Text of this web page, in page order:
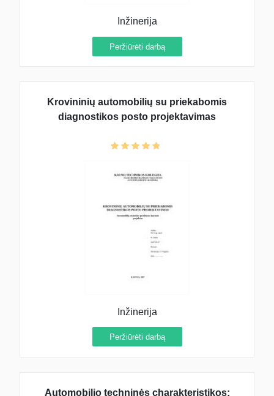
Inžinerija
Peržiūrėti darbą
Krovininių automobilių su priekabomis
diagnostikos posto projektavimas
Inžinerija
Peržiūrėti darbą
Automobilio techninės charakteristikos: